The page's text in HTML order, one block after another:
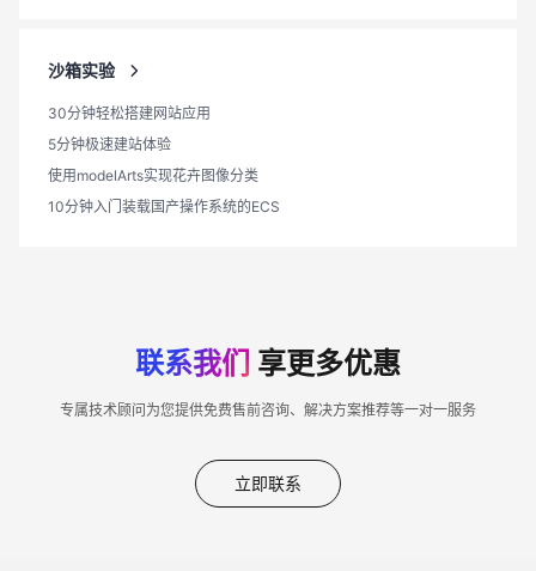
沙箱实验
30分钟轻松搭建网站应用
5分钟极速建站体验
使用modelArts实现花卉图像分类
10分钟入门装载国产操作系统的ECS
联系我们 享更多优惠
专属技术顾问为您提供免费售前咨询、解决方案推荐等一对一服务
立即联系